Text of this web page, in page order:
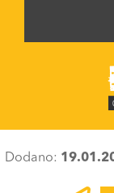
Dodano: